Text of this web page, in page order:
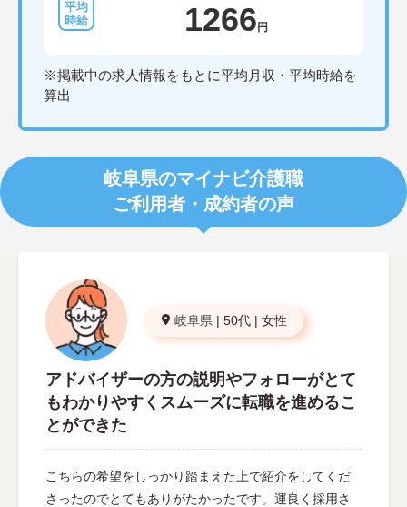
1266 円
※掲載中の求人情報をもとに平均月収・平均時給を
算出
岐阜県のマイナビ介護職
ご利用者・成約者の声
岐阜県 | 50代 | 女性
アドバイザーの方の説明やフォローがとて
もわかりやすくスムーズに転職を進めるこ
とができた
こちらの希望をしっかり踏まえた上で紹介をしてくだ
さったのでとてもありがたかったです。運良く採用さ